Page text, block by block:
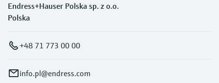
Endress+Hauser Polska sp. z o.o.
Polska
+48 71 773 00 00
info.pl@endress.com